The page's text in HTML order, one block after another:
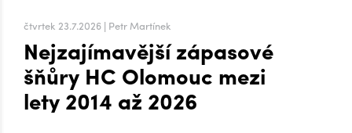
zima, říká o Plechárně
čtvrtek 23.7.2026 | Petr Martínek
Nejzajímavější zápasové
šňůry HC Olomouc mezi
lety 2014 až 2026